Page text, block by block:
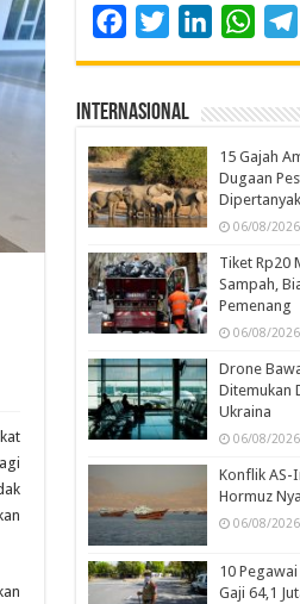
FacebookTwitterLinkedIn
Internasional
15 Gajah
Dugaan
06/08/2026
Tiket Rp20
Sampah,
Pemenang
06/08/2026
Drone
Ditemukan
Ukraina
06/08/2026
Konflik AS-
Hormuz
06/08/2026
10
Gaji 64,1